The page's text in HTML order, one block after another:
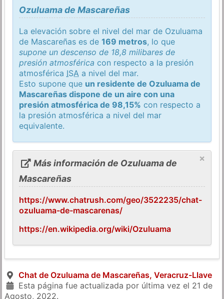
Ozuluama de Mascareñas
La elevación sobre el nivel del mar de Ozuluama
de Mascareñas es de169 metros, lo que
supone un descenso de 18,8 milibares de
presión atmosférica con respecto a la presión
atmosférica ISA a nivel del mar.
Esto supone que un residente de Ozuluama de
Mascareñas dispone de un aire con una
presión atmosférica de 98,15% con respecto a
la presión atmosférica a nivel del mar
equivalente.
×
Más información de Ozuluama de
Mascareñas
https://www.chatrush.com/geo/3522235/chat-
ozuluama-de-mascarenas/
https://en.wikipedia.org/wiki/Ozuluama
Chat de Ozuluama de Mascareñas, Veracruz-Llave
Esta página fue actualizada por última vez el 21 de
Agosto, 2022.